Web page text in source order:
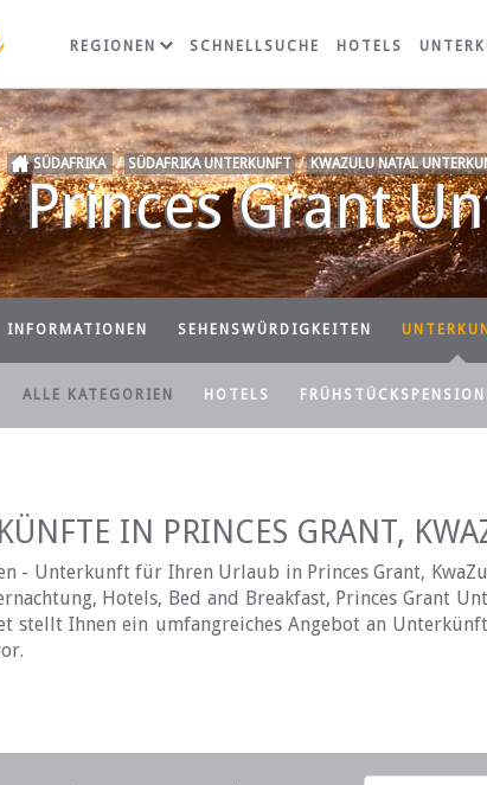
Princes Grant
REGIONEN SCHNELLSUCHE HOTELS
SÜDAFRIKA / SÜDAFRIKA UNTERKUNFT / KWAZULU NATAL
INFORMATIONEN SEHENSWÜRDIGKEITEN
ALLE KATEGORIEN HOTELS
IN PRINCES GRANT,
- Unterkunft für Ihren Urlaub in Princes Grant,
Hotels, Bed and Breakfast, Princes Grant
stellt Ihnen ein umfangreiches Angebot an